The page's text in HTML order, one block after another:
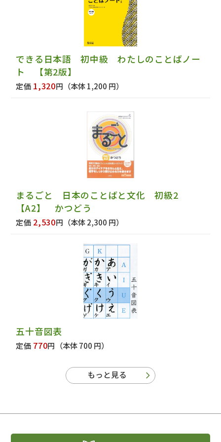
できる日本語 初中級 わたしのことばノー
ト 【第2版】
定価 1,320円 （本体 1,200 円）
まるごと 日本のことばと文化 初級2
【A2】 かつどう
定価 2,530円 （本体 2,300 円）
五十音図表
定価 770円 （本体 700 円）
もっと見る